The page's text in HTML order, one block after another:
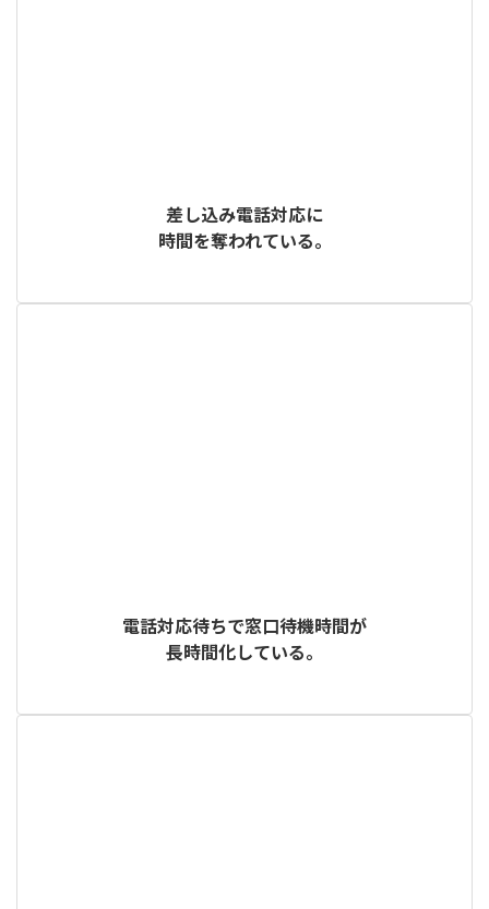
差し込み電話対応に
時間を奪われている。
電話対応待ちで窓口待機時間が
長時間化している。